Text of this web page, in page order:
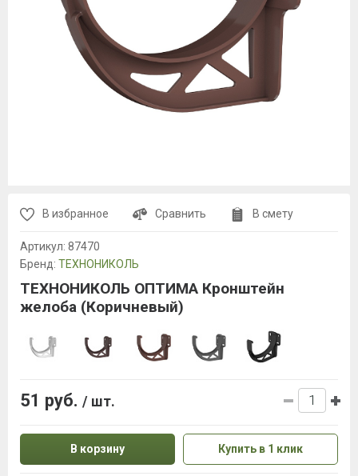
В избранное Сравнить В смету
Артикул: 87470
Бренд: ТЕХНОНИКОЛЬ
ТЕХНОНИКОЛЬ ОПТИМА Кронштейн
желоба (Коричневый)
51 руб. / шт.
В корзину Купить в 1 клик